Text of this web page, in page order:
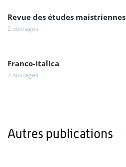
Revue des études maistriennes
2 ouvrages
Franco-Italica
2 ouvrages
Autres publications